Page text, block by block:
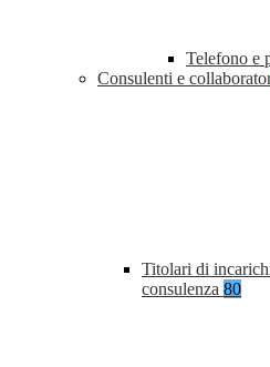
Telefono e
Consulenti e
Titolari di
consulenza 80